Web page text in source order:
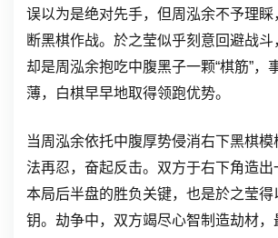
误以为是绝对先手，但周泓余不予理睬
断黑棋作战。於之莹似乎刻意回避战
却是周泓余抱吃中腹黑子一颗“棋筋”，
薄，白棋早早地取得领跑优势。
当周泓余依托中腹厚势侵消右下黑棋
法再忍，奋起反击。双方于右下角造出
本局后半盘的胜负关键，也是於之莹得
钥。劫争中，双方竭尽心智制造劫材